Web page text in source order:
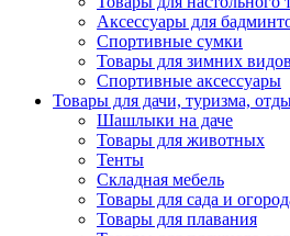
Аксессуары для
Спортивные сумки
Товары для зимних
Спортивные аксессуары
Товары для дачи, туризма,
Шашлыки на даче
Товары для животных
Тенты
Складная мебель
Товары для сада и
Товары для плавания